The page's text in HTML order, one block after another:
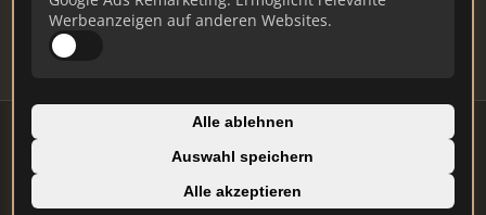
Werbeanzeigen auf anderen Websites.
Alle ablehnen
Auswahl speichern
Alle akzeptieren
Profil beanspruchen